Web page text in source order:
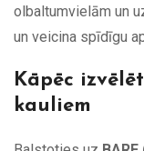
olbaltumvielām un
un veicina spīdīgu
Kāpēc
kauliem